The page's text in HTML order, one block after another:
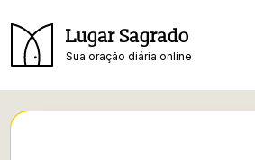
Lugar Sagrado
Sua oração diária online